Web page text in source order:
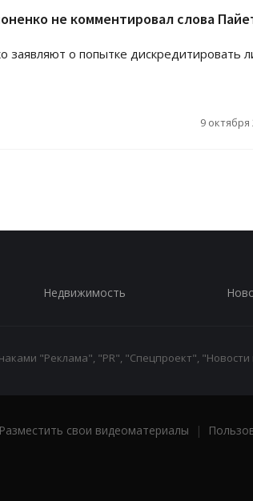
не комментировал слова
о попытке дискредитировать
9 октября
Недвижимость
"Реклама", "PR", "Спецпроект",
Разместить свои видеоматериалы |